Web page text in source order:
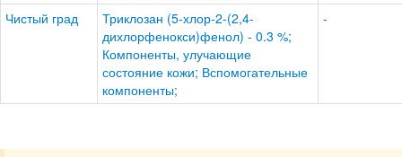
Чистый град
Триклозан (5-хлор-2-(2,4-
дихлорфенокси)фенол) - 0.3 %;
Компоненты, улучающие
состояние кожи; Вспомогательные
компоненты;
-